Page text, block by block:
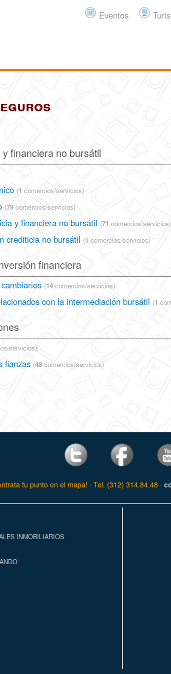
Eventos
financiera no bursátil
(1 comercios/servicios)
(79 comercios/servicios)
y financiera no bursátil (71 comercios/servicios)
crediticia no bursátil (1 comercios/servicios)
financiera
(14 comercios/servicios)
con la intermediación bursátil (1
servicios)
fianzas (48 comercios/servicios)
tu punto en el mapa! · Tel. (312) 314.84.48 ·
INMOBILIARIOS